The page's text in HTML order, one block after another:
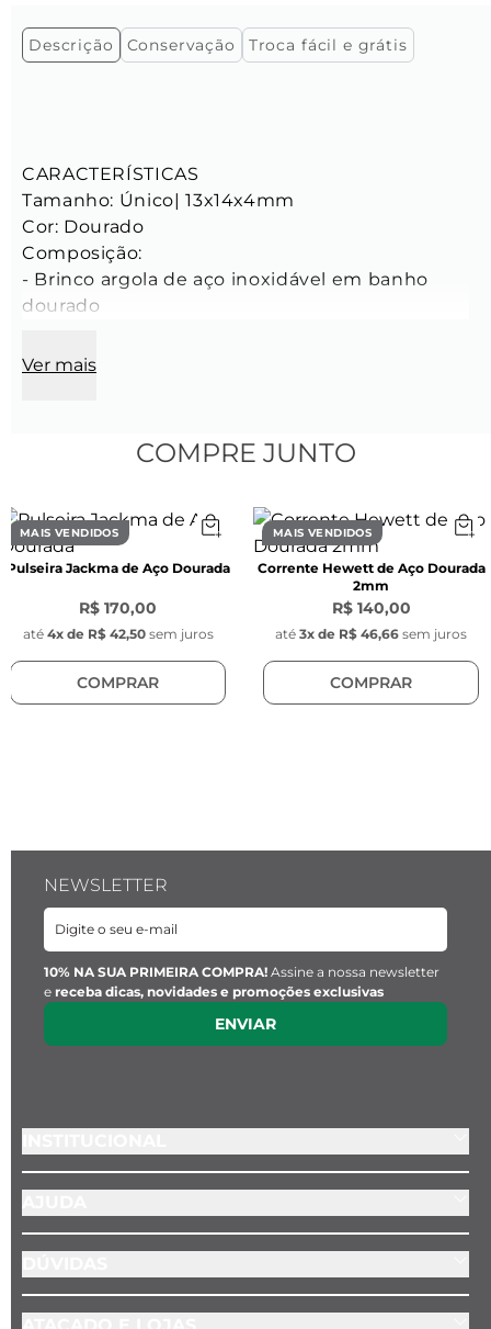
Descrição Conservação Troca fácil e grátis
CARACTERÍSTICAS
Tamanho: Único| 13x14x4mm
Cor: Dourado
Composição:
- Brinco argola de aço inoxidável em banho
dourado
Ver mais
COMPRE JUNTO
MAIS VENDIDOS
Pulseira Jackma de Aço Dourada
R$ 170,00
até 4x de R$ 42,50 sem juros
COMPRAR
MAIS VENDIDOS
Corrente Hewett de Aço Dourada
2mm
R$ 140,00
até 3x de R$ 46,66 sem juros
COMPRAR
NEWSLETTER
10% NA SUA PRIMEIRA COMPRA! Assine a nossa newsletter
e receba dicas, novidades e promoções exclusivas
ENVIAR